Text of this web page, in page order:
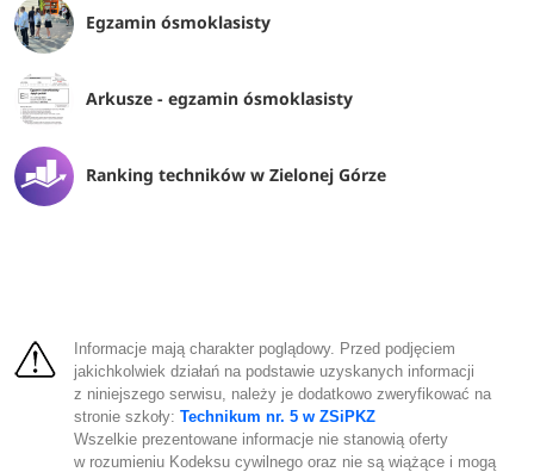
Egzamin ósmoklasisty
Arkusze - egzamin ósmoklasisty
Ranking techników w Zielonej Górze
Informacje mają charakter poglądowy. Przed podjęciem
jakichkolwiek działań na podstawie uzyskanych informacji
z niniejszego serwisu, należy je dodatkowo zweryfikować na
stronie szkoły: Technikum nr. 5 w ZSiPKZ
Wszelkie prezentowane informacje nie stanowią oferty
w rozumieniu Kodeksu cywilnego oraz nie są wiążące i mogą